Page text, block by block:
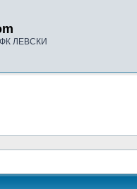
ФК ЛЕВСКИ